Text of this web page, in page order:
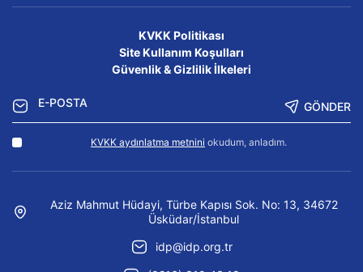
KVKK Politikası
Site Kullanım Koşulları
Güvenlik & Gizlilik İlkeleri
GÖNDER
KVKK aydınlatma metnini okudum, anladım.
Aziz Mahmut Hüdayi, Türbe Kapısı Sok. No: 13, 34672
Üsküdar/İstanbul
idp@idp.org.tr